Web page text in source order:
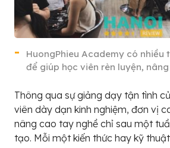
HuongPhieu Academy có nhiều
để giúp học viên rèn luyện,
Thông qua sự giảng dạy tận tình
viên dày dạn kinh nghiệm, đơn vị
nâng cao tay nghề chỉ sau một
tạo. Mỗi một kiến thức hay kỹ